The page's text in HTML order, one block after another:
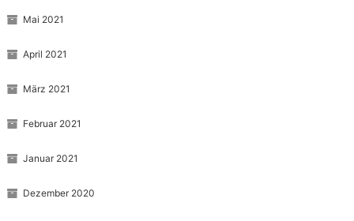
Mai 2021
April 2021
März 2021
Februar 2021
Januar 2021
Dezember 2020